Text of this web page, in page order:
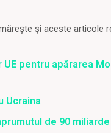
și aceste articole
pentru apărarea
Ucraina
de 90